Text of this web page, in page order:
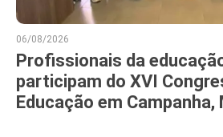
06/08/2026
Profissionais da
participam do XVI
Educação em Campanha,